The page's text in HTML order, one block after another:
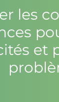
les
et